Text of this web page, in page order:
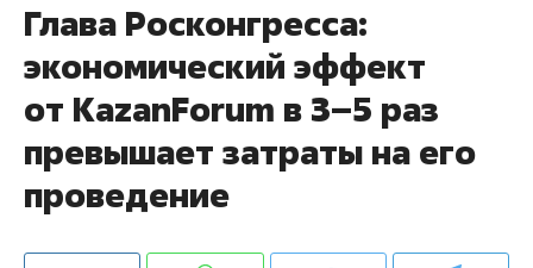
Глава Росконгресса:
экономический эффект
от KazanForum в 3–5 раз
превышает затраты на его
проведение